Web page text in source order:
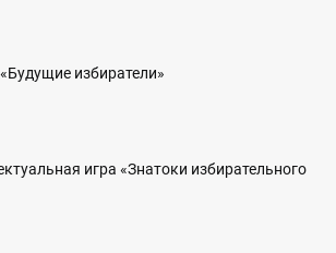
избиратели»
игра «Знатоки избирательного